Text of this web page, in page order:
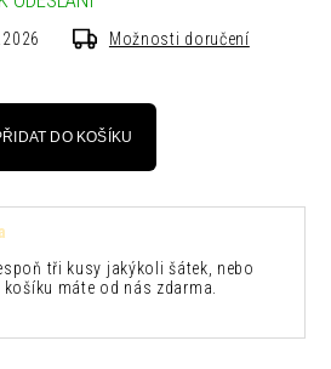
Možnosti doručení
DO KOŠÍKU
tři kusy jakýkoli šátek, nebo
máte od nás zdarma.